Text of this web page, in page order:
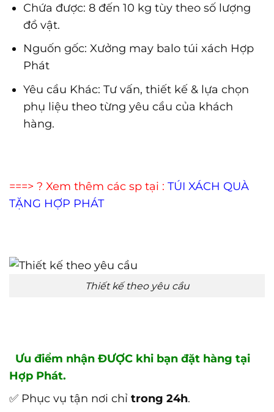
Chứa được: 8 đến 10 kg tùy theo số lượng
đồ vật.
Nguốn gốc: Xưởng may balo túi xách Hợp
Phát
Yêu cầu Khác: Tư vấn, thiết kế & lựa chọn
phụ liệu theo từng yêu cầu của khách
hàng.
===> ? Xem thêm các sp tại : TÚI XÁCH QUÀ
TẶNG HỢP PHÁT
Thiết kế theo yêu cầu
Ưu điểm nhận ĐƯỢC khi bạn đặt hàng tại
Hợp Phát.
✅ Phục vụ tận nơi chỉ trong 24h.